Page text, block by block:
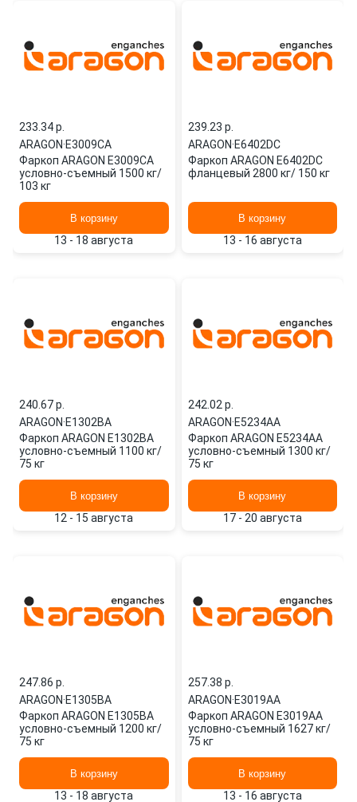
233.34 p.
ARAGON·E3009CA
Фаркоп ARAGON E3009CA
условно-съемный 1500 кг/
103 кг
В корзину
13 - 18 августа
239.23 p.
ARAGON·E6402DC
Фаркоп ARAGON E6402DC
фланцевый 2800 кг/ 150 кг
В корзину
13 - 16 августа
240.67 p.
ARAGON·E1302BA
Фаркоп ARAGON E1302BA
условно-съемный 1100 кг/
75 кг
В корзину
12 - 15 августа
242.02 p.
ARAGON·E5234AA
Фаркоп ARAGON E5234AA
условно-съемный 1300 кг/
75 кг
В корзину
17 - 20 августа
247.86 p.
ARAGON·E1305BA
Фаркоп ARAGON E1305BA
условно-съемный 1200 кг/
75 кг
В корзину
13 - 18 августа
257.38 p.
ARAGON·E3019AA
Фаркоп ARAGON E3019AA
условно-съемный 1627 кг/
75 кг
В корзину
13 - 16 августа